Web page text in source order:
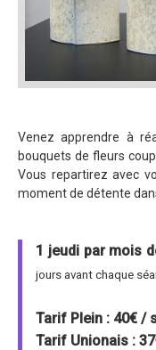
Venez apprendre à
bouquets de fleurs
Vous repartirez avec
moment de détente
1 jeudi par mois
jours avant chaque
Tarif Plein : 40€ /
Tarif Unionais :